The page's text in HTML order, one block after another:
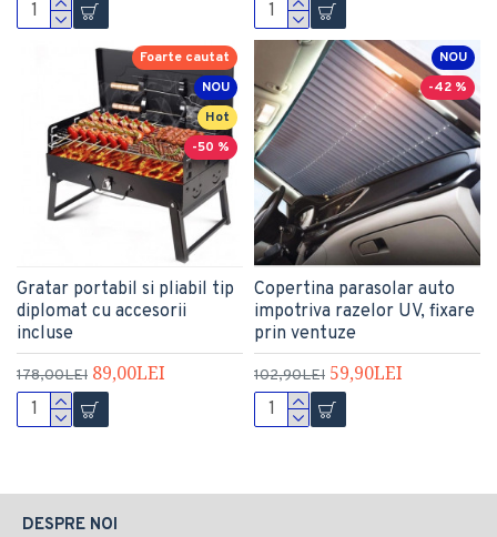
NOU
Hot
Foarte cautat
-50 %
Gratar portabil si pliabil tip
diplomat cu accesorii
incluse
178,00LEI 89,00LEI
NOU
-42 %
Copertina parasolar auto
impotriva razelor UV, fixare
prin ventuze
102,90LEI 59,90LEI
DESPRE NOI